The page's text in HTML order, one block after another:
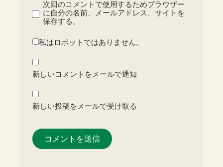
次回のコメントで使用するためブラウザー
に自分の名前、メールアドレス、サイトを
保存する。
私はロボットではありません。
新しいコメントをメールで通知
新しい投稿をメールで受け取る